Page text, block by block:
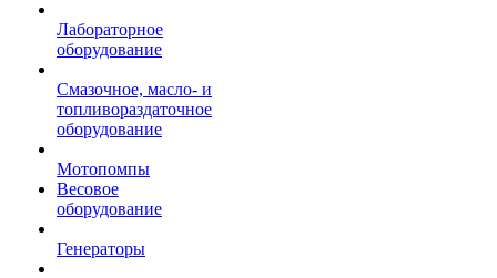
Лабораторное
оборудование
Смазочное, масло- и
топливораздаточное
оборудование
Мотопомпы
Весовое
оборудование
Генераторы